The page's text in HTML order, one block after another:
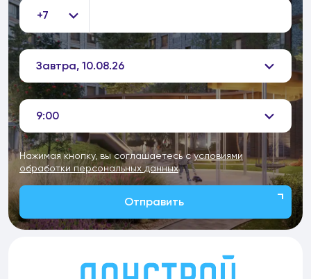
+7
Завтра, 10.08.26
9:00
Нажимая кнопку, вы соглашаетесь сусловиями
обработки персональных данных
Отправить